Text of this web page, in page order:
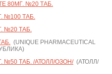
80МГ. №20 ТАБ.
№100 ТАБ.
№20 ТАБ.
(UNIQUE PHARMACEUTICAL
№50 ТАБ. /АТОЛЛ/ОЗОН/(АТОЛЛ/